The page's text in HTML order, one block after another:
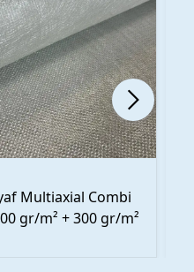
Multiaxial Combi
gr/m² + 300 gr/m²